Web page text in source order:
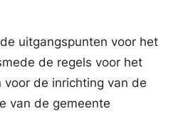
uitgangspunten voor het
de regels voor het
de inrichting van de
van de gemeente